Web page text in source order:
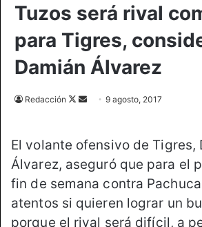
Tuzos será rival
para Tigres,
Damián Álvarez
Redacción
F
l
o
w
o
n
d
a
n
e
9 agosto, 2017
El volante ofensivo de Tigres,
Álvarez, aseguró que para el
fin de semana contra
atentos si quieren lograr un
porque el rival será difícil, a